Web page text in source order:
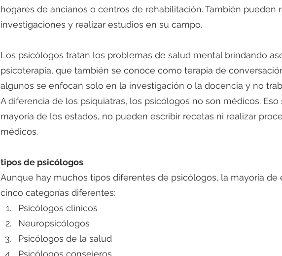
hogares de ancianos o centros de rehabilitación. También pueden
investigaciones y realizar estudios en su campo.
Los psicólogos tratan los problemas de salud mental brindando
psicoterapia, que también se conoce como terapia de
algunos se enfocan solo en la investigación o la docencia y no
A diferencia de los psiquiatras, los psicólogos no son médicos.
mayoría de los estados, no pueden escribir recetas ni realizar
médicos.
tipos de psicólogos
Aunque hay muchos tipos diferentes de psicólogos, la mayoría de
cinco categorías diferentes:
Psicólogos clínicos
Neuropsicólogos
Psicólogos de la salud